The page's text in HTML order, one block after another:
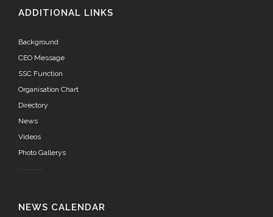
ADDITIONAL LINKS
Background
CEO Message
SSC Function
Organisation Chart
Directory
News
Videos
Photo Gallerys
NEWS CALENDAR